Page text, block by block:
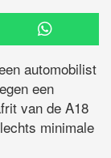
automobilist
een
van de A18
minimale